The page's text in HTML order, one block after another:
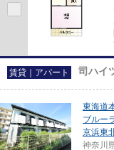
賃貸｜アパート 司ハイ
東海道
ブルー
京浜東
神奈川